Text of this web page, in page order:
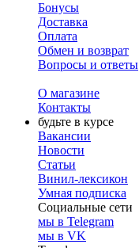
Бонусы
Доставка
Оплата
Обмен и возврат
Вопросы и ответы
О магазине
Контакты
будьте в курсе
Вакансии
Новости
Статьи
Винил-лексикон
Умная подписка
Социальные сети
мы в Telegram
мы в VK